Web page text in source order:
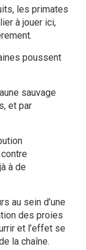
les primates
à jouer ici,
poussent
sauvage
et par
à de
au sein d’une
des proies
et l’effet se
la chaîne.